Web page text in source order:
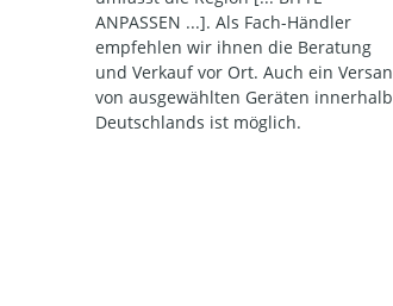
ANPASSEN ...]. Als Fach-Händler
empfehlen wir ihnen die Beratung
und Verkauf vor Ort. Auch ein
von ausgewählten Geräten innerhalb
Deutschlands ist möglich.